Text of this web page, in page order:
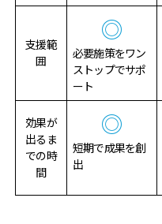
支援範
囲
◎
必要施策をワン
ストップでサポ
ート
効果が
出るま
での時
間
◎
短期で成果を創
出